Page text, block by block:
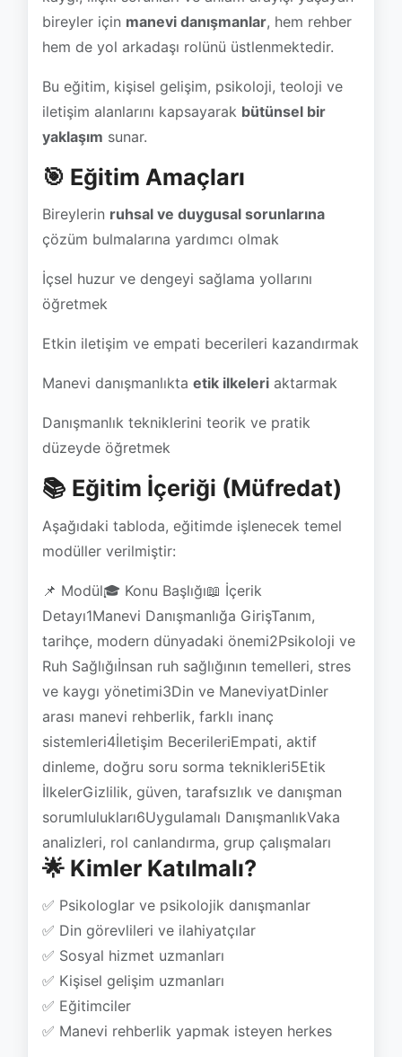
bireyler için manevi danışmanlar, hem rehber
hem de yol arkadaşı rolünü üstlenmektedir.
Bu eğitim, kişisel gelişim, psikoloji, teoloji ve
iletişim alanlarını kapsayarak bütünsel bir
yaklaşım sunar.
🎯 Eğitim Amaçları
Bireylerin ruhsal ve duygusal sorunlarına
çözüm bulmalarına yardımcı olmak
İçsel huzur ve dengeyi sağlama yollarını
öğretmek
Etkin iletişim ve empati becerileri kazandırmak
Manevi danışmanlıkta etik ilkeleri aktarmak
Danışmanlık tekniklerini teorik ve pratik
düzeyde öğretmek
📚 Eğitim İçeriği (Müfredat)
Aşağıdaki tabloda, eğitimde işlenecek temel
modüller verilmiştir:
📌 Modül🎓 Konu Başlığı📖 İçerik
Detayı1Manevi Danışmanlığa GirişTanım,
tarihçe, modern dünyadaki önemi2Psikoloji ve
Ruh Sağlığıİnsan ruh sağlığının temelleri, stres
ve kaygı yönetimi3Din ve ManeviyatDinler
arası manevi rehberlik, farklı inanç
sistemleri4İletişim BecerileriEmpati, aktif
dinleme, doğru soru sorma teknikleri5Etik
İlkelerGizlilik, güven, tarafsızlık ve danışman
sorumlulukları6Uygulamalı DanışmanlıkVaka
analizleri, rol canlandırma, grup çalışmaları
🌟 Kimler Katılmalı?
✅ Psikologlar ve psikolojik danışmanlar
✅ Din görevlileri ve ilahiyatçılar
✅ Sosyal hizmet uzmanları
✅ Kişisel gelişim uzmanları
✅ Eğitimciler
✅ Manevi rehberlik yapmak isteyen herkes